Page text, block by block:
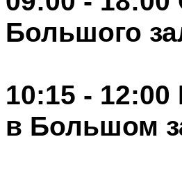
Большого
10:15 -
в Большом